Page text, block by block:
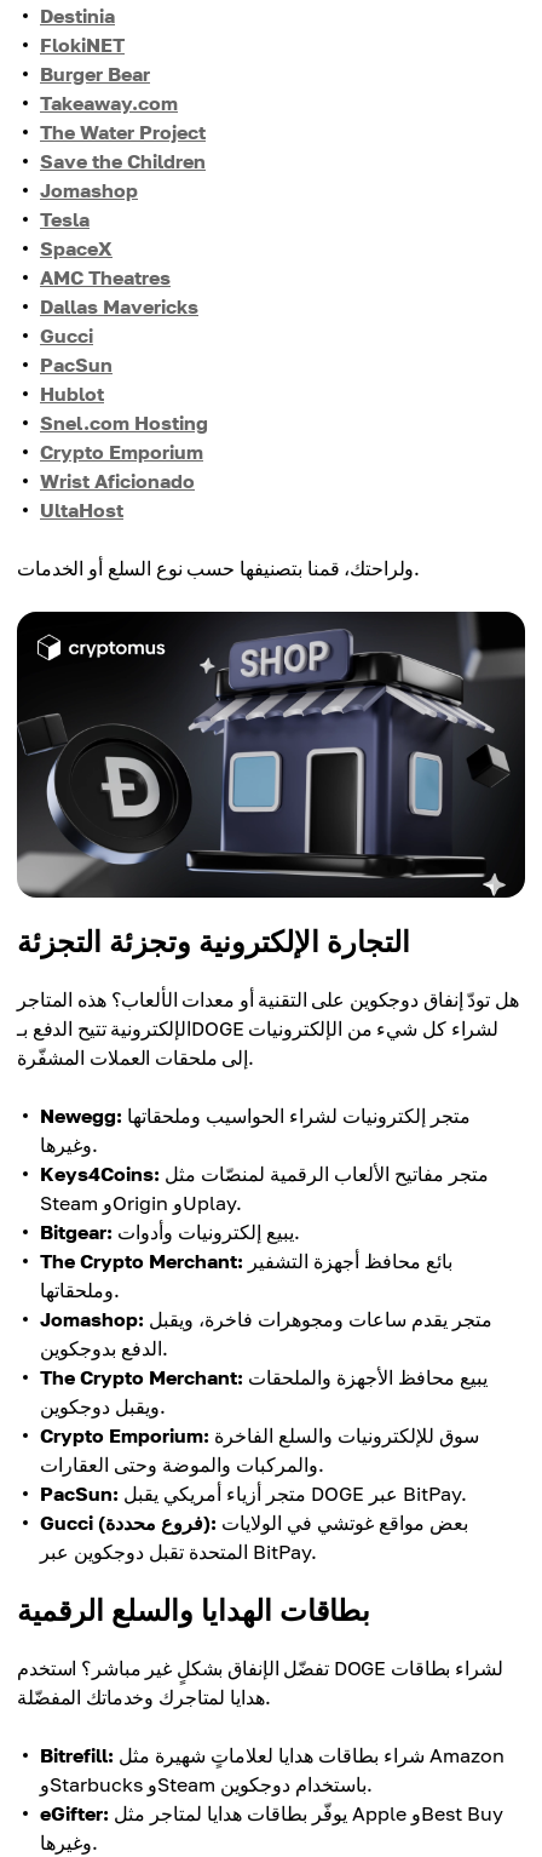
Destinia
FlokiNET
Burger Bear
Takeaway.com
The Water Project
Save the Children
Jomashop
Tesla
SpaceX
AMC Theatres
Dallas Mavericks
Gucci
PacSun
Hublot
Snel.com Hosting
Crypto Emporium
Wrist Aficionado
UltaHost
ولراحتك، قمنا بتصنيفها حسب نوع السلع أو الخدمات.
التجارة الإلكترونية وتجزئة التجزئة
هل تودّ إنفاق دوجكوين على التقنية أو معدات الألعاب؟ هذه المتاجر
الإلكترونية تتيح الدفع بـDOGE لشراء كل شيء من الإلكترونيات
إلى ملحقات العملات المشفّرة.
Newegg:
وغيرها.
Keys4Coins:
Steam وOrigin وUplay.
Bitgear:
يبيع إلكترونيات وأدوات.
The Crypto Merchant:
وملحقاتها.
Jomashop:
الدفع بدوجكوين.
The Crypto Merchant:
ويقبل دوجكوين.
Crypto Emporium:
والمركبات والموضة وحتى العقارات.
PacSun:
متجر أزياء أمريكي يقبل DOGE عبر BitPay.
Gucci (فروع محددة):
المتحدة تقبل دوجكوين عبر BitPay.
بطاقات الهدايا والسلع الرقمية
تفضّل الإنفاق بشكلٍ غير مباشر؟ استخدم DOGE لشراء بطاقات
هدايا لمتاجرك وخدماتك المفضّلة.
Bitrefill:
وStarbucks وSteam باستخدام دوجكوين.
eGifter:
وغيرها.